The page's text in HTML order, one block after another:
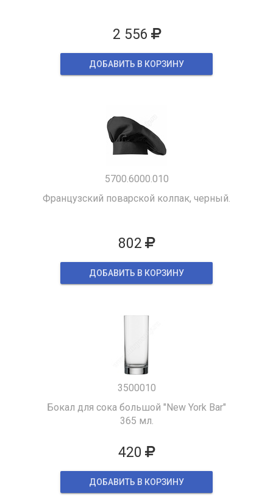
2 556
ДОБАВИТЬ В КОРЗИНУ
5700.6000.010
Французский поварской колпак, черный.
802
ДОБАВИТЬ В КОРЗИНУ
3500010
Бокал для сока большой "New York Bar"
365 мл.
420
ДОБАВИТЬ В КОРЗИНУ